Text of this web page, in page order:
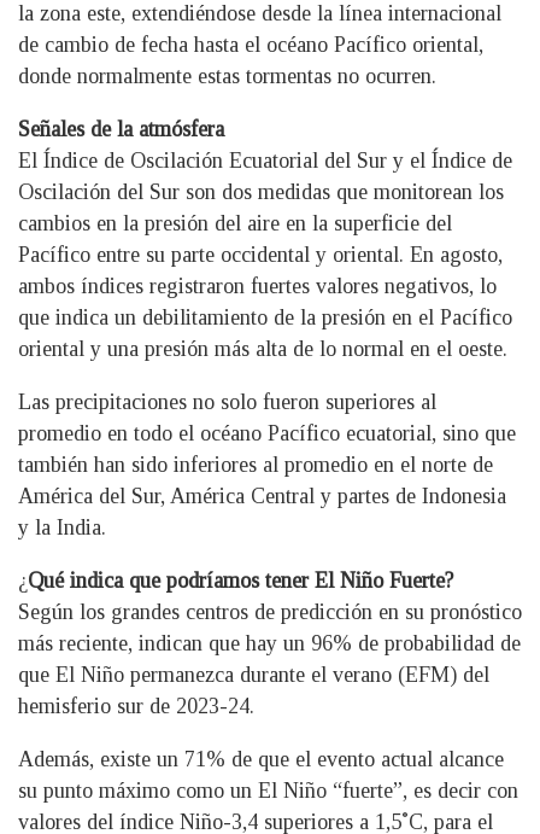
la zona este, extendiéndose desde la línea internacional
de cambio de fecha hasta el océano Pacífico oriental,
donde normalmente estas tormentas no ocurren.
Señales de la atmósfera
El Índice de Oscilación Ecuatorial del Sur y el Índice de
Oscilación del Sur son dos medidas que monitorean los
cambios en la presión del aire en la superficie del
Pacífico entre su parte occidental y oriental. En agosto,
ambos índices registraron fuertes valores negativos, lo
que indica un debilitamiento de la presión en el Pacífico
oriental y una presión más alta de lo normal en el oeste.
Las precipitaciones no solo fueron superiores al
promedio en todo el océano Pacífico ecuatorial, sino que
también han sido inferiores al promedio en el norte de
América del Sur, América Central y partes de Indonesia
y la India.
¿Qué indica que podríamos tener El Niño Fuerte?
Según los grandes centros de predicción en su pronóstico
más reciente, indican que hay un 96% de probabilidad de
que El Niño permanezca durante el verano (EFM) del
hemisferio sur de 2023-24.
Además, existe un 71% de que el evento actual alcance
su punto máximo como un El Niño “fuerte”, es decir con
valores del índice Niño-3,4 superiores a 1,5˚C, para el